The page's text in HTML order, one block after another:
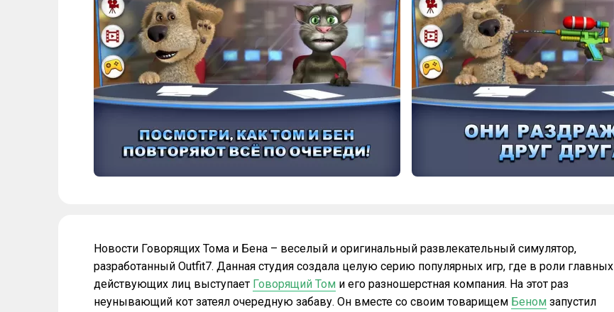
Новости Говорящих Тома и Бена – веселый и оригинальный развлекательный симулятор,
разработанный Outfit7. Данная студия создала целую серию популярных игр, где в роли главных
действующих лиц выступает Говорящий Том и его разношерстная компания. На этот раз
неунывающий кот затеял очередную забаву. Он вместе со своим товарищем Беном запустил